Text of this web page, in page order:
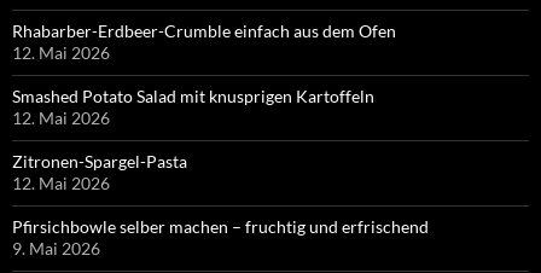
Rhabarber-Erdbeer-Crumble einfach aus dem Ofen
12. Mai 2026
Smashed Potato Salad mit knusprigen Kartoffeln
12. Mai 2026
Zitronen-Spargel-Pasta
12. Mai 2026
Pfirsichbowle selber machen – fruchtig und erfrischend
9. Mai 2026